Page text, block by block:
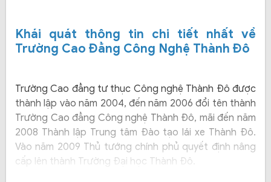
Khái quát thông tin chi tiết nhất về
Trường Cao Đẳng Công Nghệ Thành Đô
Trường Cao đẳng tư thục Công nghệ Thành Đô được
thành lập vào năm 2004, đến năm 2006 đổi tên thành
Trường Cao đẳng Công nghệ Thành Đô, mãi đến năm
2008 Thành lập Trung tâm Đào tạo lái xe Thành Đô.
Vào năm 2009 Thủ tướng chính phủ quyết định nâng
cấp lên thành Trường Đại học Thành Đô.